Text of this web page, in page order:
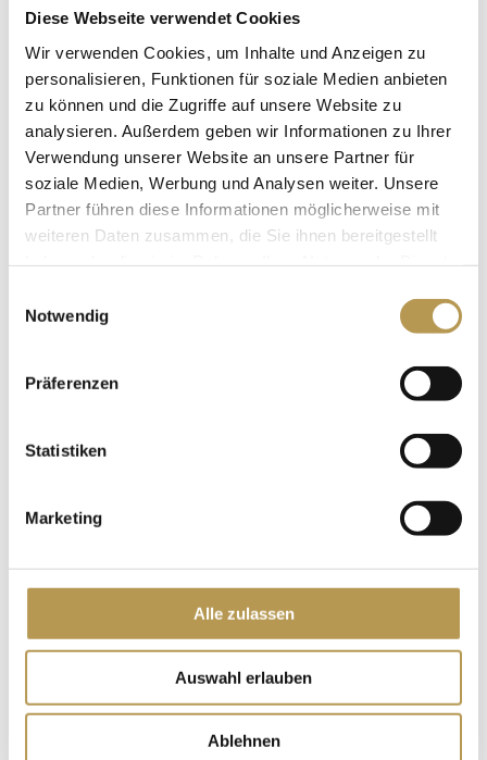
Diese Webseite verwendet Cookies
Wir verwenden Cookies, um Inhalte und Anzeigen zu
personalisieren, Funktionen für soziale Medien anbieten
zu können und die Zugriffe auf unsere Website zu
analysieren. Außerdem geben wir Informationen zu Ihrer
Verwendung unserer Website an unsere Partner für
soziale Medien, Werbung und Analysen weiter. Unsere
Partner führen diese Informationen möglicherweise mit
weiteren Daten zusammen, die Sie ihnen bereitgestellt
Notwendig
Präferenzen
Statistiken
Marketing
Alle zulassen
Auswahl erlauben
Ablehnen
und Beschwerden sind daher ausschließlich an den
Betreiber zu richten.
Die Gewinner werden per Zufall ermittelt und im
Kommentarfeld unter dem Gewinnspiel oder in einem
neuen Posting veröffentlicht. Die Gewinner haben zwei
Wochen Zeit, ihren Gewinnanspruch durch eine Mail
an den Veranstalter geltend zu machen. Nach Ablauf der
zwei Wochen ab Veröffentlichung der Gewinner entfällt
Der Gewinn ist weder austausch- noch übertragbar. Der
Gesetzliche Vertreter, Mitarbeiter, Händler und Partner
Durchführung der Aktion beteiligten Personen und die
Einflussbereichs stehen, unterliegen nicht der der
Haftung durch den Betreiber.
Durch die Teilnahme an der Aktion akzeptiert der